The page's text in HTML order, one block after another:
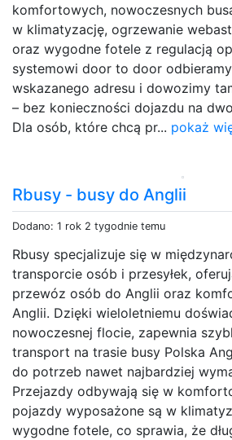
komfortowych, nowoczesnych
w klimatyzację, ogrzewanie
oraz wygodne fotele z regulacją
systemowi door to door
wskazanego adresu i dowozimy
– bez konieczności dojazdu na
Dla osób, które chcą pr... pokaż
Rbusy - busy do Anglii
Dodano: 1 rok 2 tygodnie temu
Rbusy specjalizuje się w
transporcie osób i przesyłek,
przewóz osób do Anglii oraz
Anglii. Dzięki wieloletniemu
nowoczesnej flocie, zapewnia
transport na trasie busy Polska
do potrzeb nawet najbardziej
Przejazdy odbywają się w
pojazdy wyposażone są w
wygodne fotele, co sprawia, że